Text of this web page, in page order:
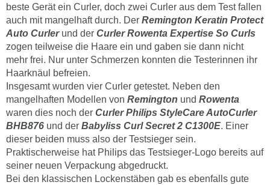
beste Gerät ein Curler, doch zwei Curler aus dem Test fallen
auch mit mangelhaft durch. Der Remington Keratin Protect
Auto Curlerund der Curler Rowenta Expertise So Curls
zogen teilweise die Haare ein und gaben sie dann nicht
mehr frei. Nur unter Schmerzen konnten die Testerinnen ihr
Haarknäul befreien.
Insgesamt wurden vier Curler getestet. Neben den
mangelhaften Modellen von Remington und Rowenta
waren dies noch der Curler Philips StyleCare AutoCurler
BHB876 und der Babyliss Curl Secret 2 C1300E. Einer
dieser beiden muss also der Testsieger sein.
Praktischerweise hat Philips das Testsieger-Logo bereits auf
seiner neuen Verpackung abgedruckt.
Bei den klassischen Lockenstäben gab es ebenfalls gute